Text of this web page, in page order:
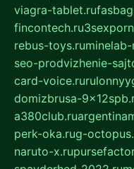
viagra-tablet.ru
fincontech.ru
rebus-toys.ru
seo-prodvizhenie-
card-voice.ru
domizbrusa-
a380club.ru
perk-oka.rug-
naruto-x.ru